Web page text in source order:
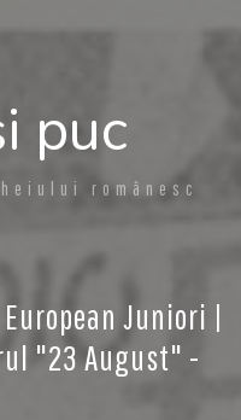
puc
românesc
Juniori |
"23 August" -